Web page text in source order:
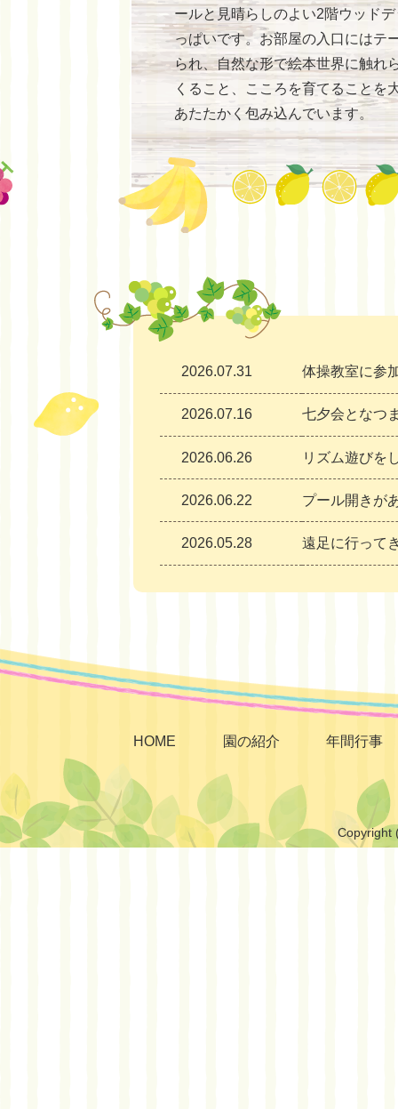
ールと見晴らしのよい2階ウッド
っぱいです。お部屋の入口にはテ
られ、自然な形で絵本世界に触れ
くること、こころを育てることを
あたたかく包み込んでいます。
2026.07.31 体操教室に参
2026.07.16 七夕会となつ
2026.06.26 リズム遊びを
2026.06.22 プール開きが
2026.05.28 遠足に行って
HOME 園の紹介 年間行事
Copyright